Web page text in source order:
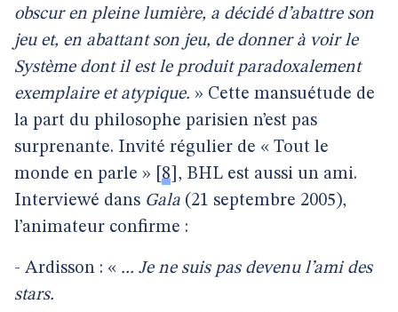
obscur en pleine lumière, a décidé d’abattre son
jeu et, en abattant son jeu, de donner à voir le
Système dont il est le produit paradoxalement
exemplaire et atypique. » Cette mansuétude de
la part du philosophe parisien n’est pas
surprenante. Invité régulier de « Tout le
monde en parle »
8 , BHL est aussi un ami.
Interviewé dans Gala (21 septembre 2005),
l’animateur confirme :
- Ardisson : « ... Je ne suis pas devenu l’ami des
stars.